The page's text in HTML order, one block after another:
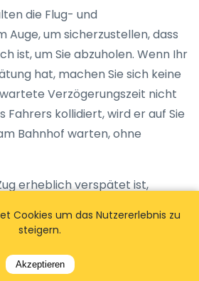
die Flug- und
Auge, um sicherzustellen, dass
ist, um Sie abzuholen. Wenn Ihr
hat, machen Sie sich keine
Verzögerungszeit nicht
Fahrers kollidiert, wird er auf Sie
Bahnhof warten, ohne
erheblich verspätet ist,
Fahrer wird sich mit
keine zusätzlichen Kosten an.
Cookies um das Nutzererlebnis zu
steigern.
Akzeptieren